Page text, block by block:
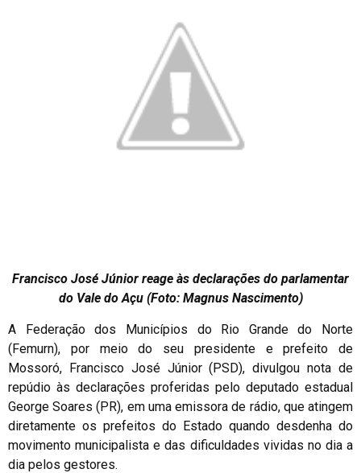
Francisco José Júnior reage às declarações do parlamentar
do Vale do Açu (Foto: Magnus Nascimento)
A Federação dos Municípios do Rio Grande do Norte
(Femurn), por meio do seu presidente e prefeito de
Mossoró, Francisco José Júnior (PSD), divulgou nota de
repúdio às declarações proferidas pelo deputado estadual
George Soares (PR), em uma emissora de rádio, que atingem
diretamente os prefeitos do Estado quando desdenha do
movimento municipalista e das dificuldades vividas no dia a
dia pelos gestores.